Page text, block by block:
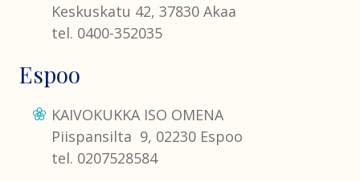
Keskuskatu 42, 37830 Akaa
tel. 0400-352035
Espoo
KAIVOKUKKA ISO OMENA
Piispansilta 9, 02230 Espoo
tel. 0207528584